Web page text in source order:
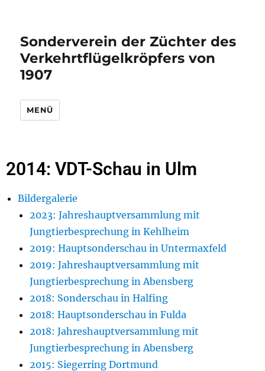
Sonderverein der Züchter des
Verkehrtflügelkröpfers von
1907
MENÜ
2014: VDT-Schau in Ulm
Bildergalerie
2023: Jahreshauptversammlung mit
Jungtierbesprechung in Kehlheim
2019: Hauptsonderschau in Untermaxfeld
2019: Jahreshauptversammlung mit
Jungtierbesprechung in Abensberg
2018: Sonderschau in Halfing
2018: Hauptsonderschau in Fulda
2018: Jahreshauptversammlung mit
Jungtierbesprechung in Abensberg
2015: Siegerring Dortmund